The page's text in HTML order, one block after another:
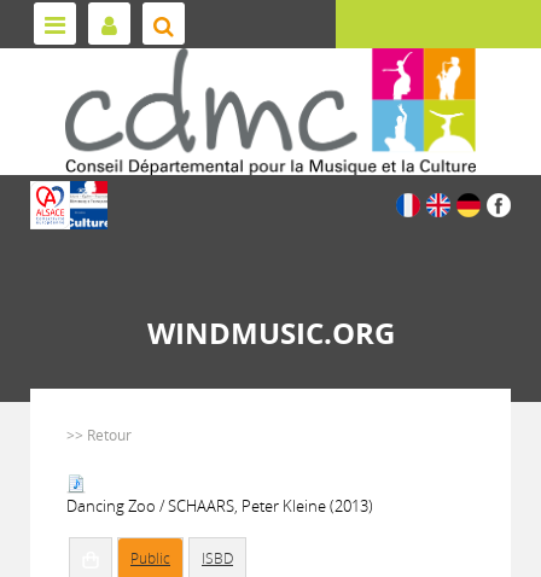
WINDMUSIC.ORG
>> Retour
Dancing Zoo / SCHAARS, Peter Kleine (2013)
Public ISBD